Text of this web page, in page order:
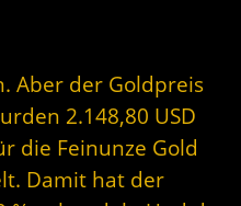
Aber der Goldpreis
2.148,80 USD
die Feinunze Gold
Damit hat der